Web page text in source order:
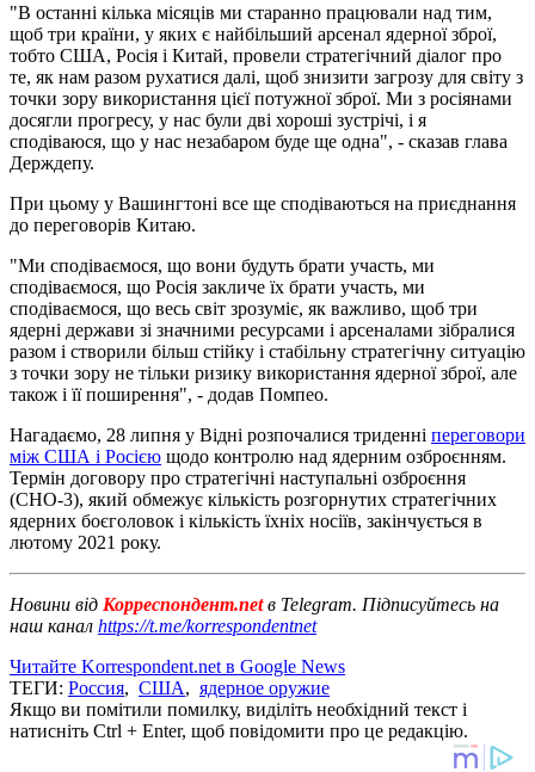
"В останні кілька місяців ми старанно працювали над тим,
щоб три країни, у яких є найбільший арсенал ядерної зброї,
тобто США, Росія і Китай, провели стратегічний діалог про
те, як нам разом рухатися далі, щоб знизити загрозу для світу з
точки зору використання цієї потужної зброї. Ми з росіянами
досягли прогресу, у нас були дві хороші зустрічі, і я
сподіваюся, що у нас незабаром буде ще одна", - сказав глава
Держдепу.
При цьому у Вашингтоні все ще сподіваються на приєднання
до переговорів Китаю.
"Ми сподіваємося, що вони будуть брати участь, ми
сподіваємося, що Росія закличе їх брати участь, ми
сподіваємося, що весь світ зрозуміє, як важливо, щоб три
ядерні держави зі значними ресурсами і арсеналами зібралися
разом і створили більш стійку і стабільну стратегічну ситуацію
з точки зору не тільки ризику використання ядерної зброї, але
також і її поширення", - додав Помпео.
Нагадаємо, 28 липня у Відні розпочалися триденні переговори
між США і Росією щодо контролю над ядерним озброєнням.
Термін договору про стратегічні наступальні озброєння
(СНО-3), який обмежує кількість розгорнутих стратегічних
ядерних боєголовок і кількість їхніх носіїв, закінчується в
лютому 2021 року.
Новини від Корреспондент.netв Telegram. Підписуйтесь на
наш канал https://t.me/korrespondentnet
Читайте Korrespondent.net в Google News
ТЕГИ: Россия, США, ядерное оружие
Якщо ви помітили помилку, виділіть необхідний текст і
натисніть Ctrl + Enter, щоб повідомити про це редакцію.